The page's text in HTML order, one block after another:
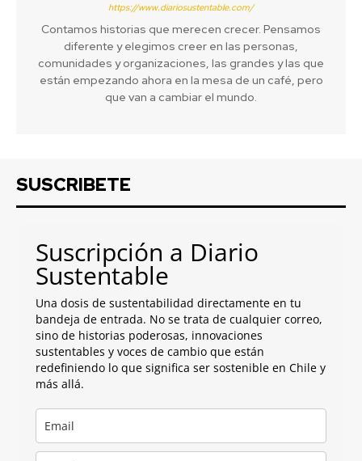
https://www.diariosustentable.com/
Contamos historias que merecen crecer. Pensamos
diferente y elegimos creer en las personas,
comunidades y organizaciones, las grandes y las que
están empezando ahora en la mesa de un café, pero
que van a cambiar el mundo.
SUSCRIBETE
Suscripción a Diario
Sustentable
Una dosis de sustentabilidad directamente en tu
bandeja de entrada. No se trata de cualquier correo,
sino de historias poderosas, innovaciones
sustentables y voces de cambio que están
redefiniendo lo que significa ser sostenible en Chile y
más allá.